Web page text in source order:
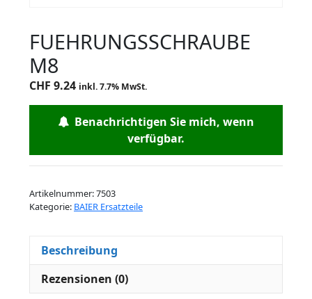
FUEHRUNGSSCHRAUBE
M8
CHF 9.24 inkl. 7.7% MwSt.
Benachrichtigen Sie mich, wenn
verfügbar.
Artikelnummer:7503
Kategorie: BAIER Ersatzteile
Beschreibung
Rezensionen (0)